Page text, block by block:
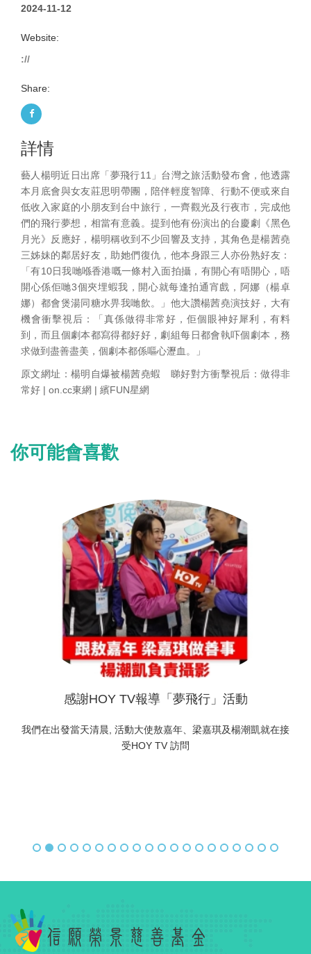
2024-11-12
Website:
://
Share:
詳情
藝人楊明近日出席「夢飛行11」台灣之旅活動發布會，他透露
本月底會與女友莊思明帶團，陪伴輕度智障、行動不便或來自
低收入家庭的小朋友到台中旅行，一齊觀光及行夜市，完成他
們的飛行夢想，相當有意義。提到他有份演出的台慶劇《黑色
月光》反應好，楊明稱收到不少回響及支持，其角色是楊茜堯
三姊妹的鄰居好友，助她們復仇，他本身跟三人亦份熟好友：
「有10日我哋喺香港嘅一條村入面拍攝，有開心有唔開心，唔
開心係佢哋3個夾埋蝦我，開心就每逢拍通宵戲，阿娜（楊卓
娜）都會煲湯同糖水畀我哋飲。」他大讚楊茜堯演技好，大有
機會衝擊視后：「真係做得非常好，佢個眼神好犀利，有料
到，而且個劇本都寫得都好好，劇組每日都會執吓個劇本，務
求做到盡善盡美，個劇本都係嘔心瀝血。」
原文網址：楊明自爆被楊茜堯蝦 睇好對方衝擊視后：做得非
常好 | on.cc東網 | 繽FUN星網
你可能會喜歡
感謝HOY TV報導「夢飛行」活動
我們在出發當天清晨, 活動大使敖嘉年、梁嘉琪及楊潮凱就在接
受HOY TV 訪問